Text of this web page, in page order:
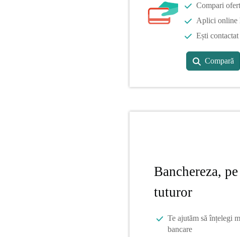
Compari
Aplici online
Ești
Compară
Banchereza,
tuturor
Te ajutăm să înțelegi
bancare